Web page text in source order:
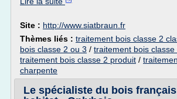
Site : http://www.siatbraun.fr
Thèmes liés : traitement bois classe 2
bois classe 2 ou 3 / traitement bois
traitement bois classe 2 produit /
charpente
Le spécialiste du bois